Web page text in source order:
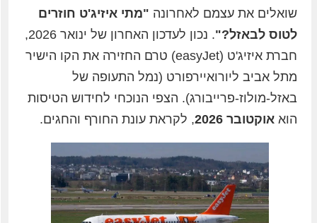
שואלים את עצמם לאחרונה "מתי איזיג'ט חוזרים
לטוס לבאזל?"
. נכון לעדכון האחרון של ינואר 2026,
חברת איזיג'ט (easyJet) טרם החזירה את הקו הישיר
מתל אביב ליורואיירפורט (נמל התעופה של
באזל-מולוז-פרייבורג). הצפי הנוכחי לחידוש הטיסות
הוא אוקטובר 2026 , לקראת עונת החורף והחגים.